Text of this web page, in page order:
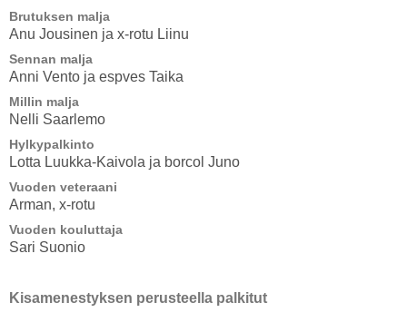
Brutuksen malja
Anu Jousinen ja x-rotu Liinu
Sennan malja
Anni Vento ja espves Taika
Millin malja
Nelli Saarlemo
Hylkypalkinto
Lotta Luukka-Kaivola ja borcol Juno
Vuoden veteraani
Arman, x-rotu
Vuoden kouluttaja
Sari Suonio
Kisamenestyksen perusteella palkitut